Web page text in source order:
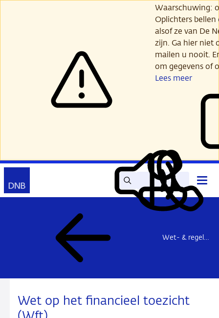
Waarschuwing:
Oplichters
alsof ze van De
zijn. Ga hier niet
mailen u nooit.
om gegevens of
Lees meer
Zoek Lees
voor
Mijn
DNB
Contact
Wet- & regelgeving
Wet op het financieel toezicht